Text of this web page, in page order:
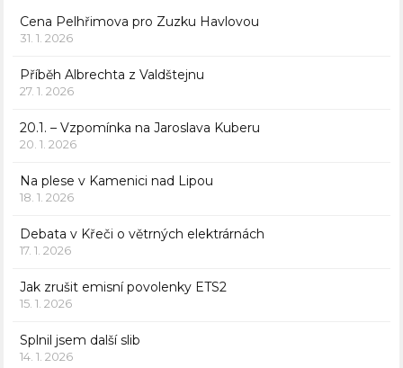
Cena Pelhřimova pro Zuzku Havlovou
31. 1. 2026
Příběh Albrechta z Valdštejnu
27. 1. 2026
20.1. – Vzpomínka na Jaroslava Kuberu
20. 1. 2026
Na plese v Kamenici nad Lipou
18. 1. 2026
Debata v Křeči o větrných elektrárnách
17. 1. 2026
Jak zrušit emisní povolenky ETS2
15. 1. 2026
Splnil jsem další slib
14. 1. 2026